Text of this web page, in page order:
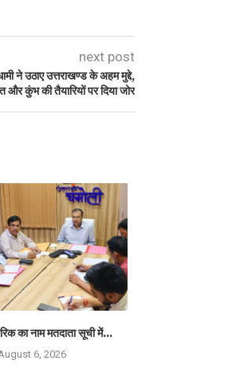
next post
ने उठाए उत्तराखण्ड के अहम मुद्दे,
और कुंभ की तैयारियों पर दिया जोर
का नाम मतदाता सूची में...
6, 2026